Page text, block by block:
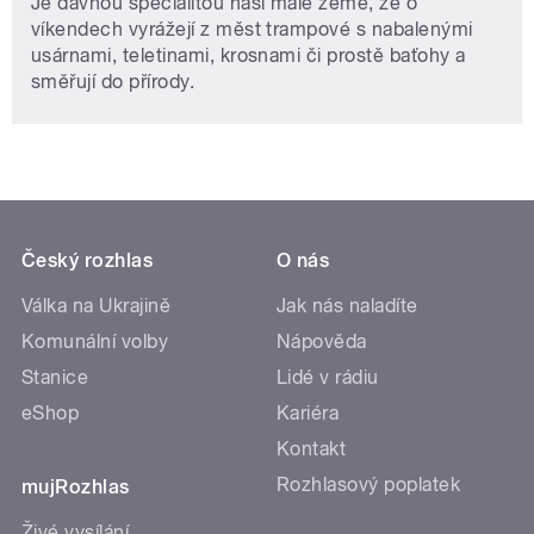
víkendech vyrážejí z měst trampové s nabalenými
usárnami, teletinami, krosnami či prostě baťohy a
směřují do přírody.
Český rozhlas
Válka na Ukrajině
Komunální volby
Stanice
eShop
mujRozhlas
O nás
Jak nás naladíte
Nápověda
Lidé v rádiu
Kariéra
Kontakt
Rozhlasový poplatek